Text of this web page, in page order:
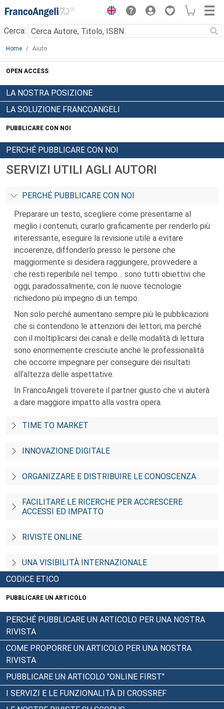
Menu
Cerca:
Main content
Home Aiuto
OPEN ACCESS
LA NOSTRA POSIZIONE
LA SOLUZIONE FRANCOANGELI
PUBBLICARE CON NOI
PERCHÉ PUBBLICARE CON NOI
SERVIZI UTILI AGLI AUTORI
PERCHÉ PUBBLICARE CON NOI
Preparare un testo, scegliere come presentarne al
meglio i contenuti, curarlo graficamente per renderlo più
interessante, eseguire la revisione utile a evitare
incoerenze, diffonderlo presso le persone che
maggiormente si desidera raggiungere, provvedere a
che resti reperibile nel tempo… sono tutti obiettivi che
oggi, paradossalmente, con le nuove tecnologie
richiedono più impegno di un tempo.
Non solo perché aumentano sempre più le pubblicazioni
che si contendono le attenzioni dei lettori, ma perché
con il moltiplicarsi dei canali e delle modalità di lettura
sono enormemente cresciute anche le professionalità
che occorre impegnare per conseguire dei risultati
all’altezza delle aspettative.
In FrancoAngeli troverete il partner giusto che vi aiuterà
a dare maggiore impatto alla vostra opera.
TIME TO MARKET
INNOVAZIONE DIGITALE
ORGANIZZARE E DISTRIBUIRE LE CONOSCENZA
FACILITARE LE RICERCHE PER ACCRESCERE
ACCESSI ED IMPATTO
RIVISTE ONLINE
UNA VISIBILITÀ INTERNAZIONALE
CODICE ETICO
PUBBLICARE UN ARTICOLO
PERCHÉ PUBBLICARE UN ARTICOLO PER UNA NOSTRA
RIVISTA
COME PROPORRE UN ARTICOLO PER UNA NOSTRA
RIVISTA
PUBBLICARE UN ARTICOLO "ONLINE FIRST"
I SERVIZI E LE FUNZIONALITÀ DI CROSSREF